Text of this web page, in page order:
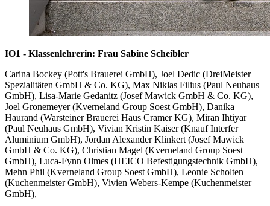
IO1 - Klassenlehrerin: Frau Sabine Scheibler
Carina Bockey (Pott's Brauerei GmbH), Joel Dedic (DreiMeister
Spezialitäten GmbH & Co. KG), Max Niklas Filius (Paul Neuhaus
GmbH), Lisa-Marie Gedanitz (Josef Mawick GmbH & Co. KG),
Joel Gronemeyer (Kverneland Group Soest GmbH), Danika
Haurand (Warsteiner Brauerei Haus Cramer KG), Miran Ihtiyar
(Paul Neuhaus GmbH), Vivian Kristin Kaiser (Knauf Interfer
Aluminium GmbH), Jordan Alexander Klinkert (Josef Mawick
GmbH & Co. KG), Christian Magel (Kverneland Group Soest
GmbH), Luca-Fynn Olmes (HEICO Befestigungstechnik GmbH),
Mehn Phil (Kverneland Group Soest GmbH), Leonie Scholten
(Kuchenmeister GmbH), Vivien Webers-Kempe (Kuchenmeister
GmbH),